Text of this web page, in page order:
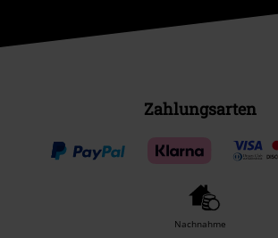
Zahlungsarten
Nachnahme